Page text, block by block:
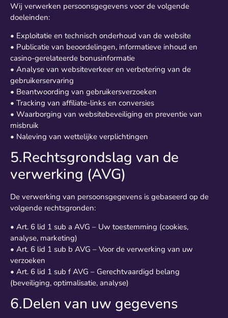
Wij verwerken persoonsgegevens voor de volgende
doeleinden:
• Exploitatie en technisch onderhoud van de website
• Publicatie van beoordelingen, informatieve inhoud en
casino-gerelateerde bonusinformatie
• Analyse van websiteverkeer en verbetering van de
gebruikerservaring
• Beantwoording van gebruikersverzoeken
• Tracking van affiliate-links en conversies
• Waarborging van websitebeveiliging en preventie van
misbruik
• Naleving van wettelijke verplichtingen
5.Rechtsgrondslag van de
verwerking (AVG)
De verwerking van persoonsgegevens is gebaseerd op de
volgende rechtsgronden:
• Art. 6 lid 1 sub a AVG – Uw toestemming (cookies,
analyse, marketing)
• Art. 6 lid 1 sub b AVG – Voor de verwerking van uw
verzoeken
• Art. 6 lid 1 sub f AVG – Gerechtvaardigd belang
(beveiliging, optimalisatie, analyse)
6.Delen van uw gegevens